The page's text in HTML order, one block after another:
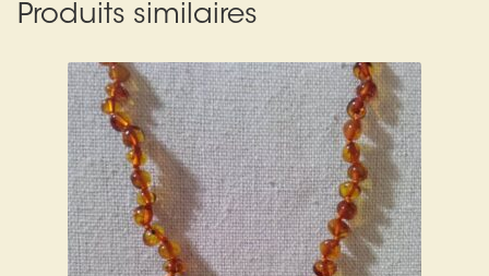
Produits similaires